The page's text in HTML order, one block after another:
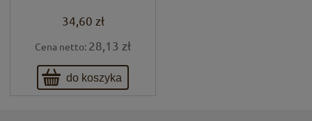
34,60 zł
Cena netto: 28,13 zł
do koszyka